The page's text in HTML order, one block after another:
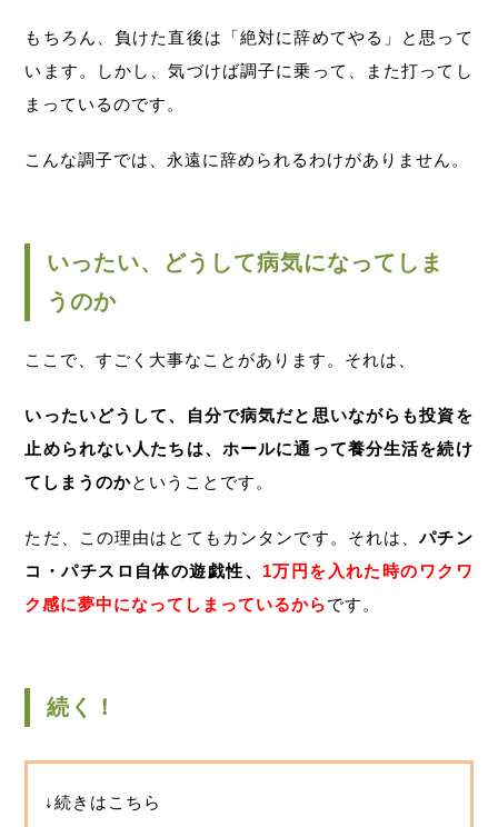
もちろん、負けた直後は「絶対に辞めてやる」と思って
います。しかし、気づけば調子に乗って、また打ってし
まっているのです。
こんな調子では、永遠に辞められるわけがありません。
いったい、どうして病気になってしま
うのか
ここで、すごく大事なことがあります。それは、
いったいどうして、自分で病気だと思いながらも投資を
止められない人たちは、ホールに通って養分生活を続け
てしまうのかということです。
ただ、この理由はとてもカンタンです。それは、パチン
コ・パチスロ自体の遊戯性、 1万円を入れた時のワクワ
ク感に夢中になってしまっているからです。
続く！
↓続きはこちら